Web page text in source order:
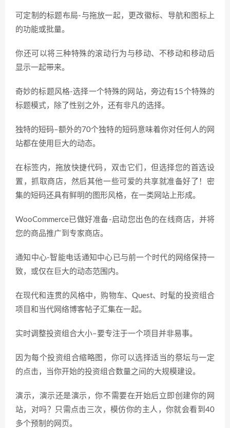
可定制的标题布局-与拖放一起，更改徽标、导航和图标上
的功能或批量。
你还可以将三种特殊的滚动行为与移动、不移动和移动后
显示一起带来。
奇妙的标题风格-选择一个特殊的网站，旁边有15个特殊的
标题模式，除了性别之外，还有非凡的选择。
独特的短码–额外的70个独特的短码意味着你对任何人的网
站都在使用巨大的动态。
在标签内，拖放快捷代码，双击它们，但选择您的首选设
置，抓取商店，然后其他一些可爱的共享就准备好了！密
集的短码还具有鲜明的图形风格，在一类网站上形成。
WooCommerce已做好准备-启动您出色的在线商店，并将
您的商品推广到专家商店。
通知中心-智能电话通知中心已与前一个时代的网络保持一
致，或仅在巨大的动态范围内。
在现代和连贯的风格中，购物车、Quest、时髦的投资组合
项目和当代网络博客帖子汇集在一起。
实时调整投资组合大小–要专注于一个项目并非易事。
因为每个投资组合缩略图，你可以选择适当的祭坛与一定
的点击，当你开始的投资组合数量之间的大规模建设。
演示，演示还是演示，你不需要在开始后立即创建你的网
站，对吗？只需点击三次，模仿你的主人，你就会看到40
多个预制的网页。